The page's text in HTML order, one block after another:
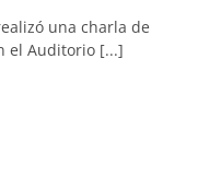
una charla de
el Auditorio [...]